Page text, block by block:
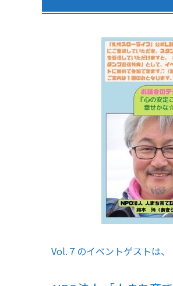
Vol.７のイベントゲストは、